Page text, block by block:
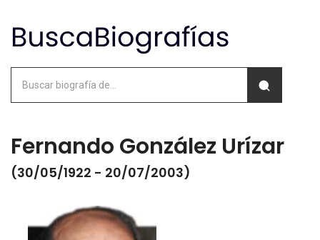
Fernando González Urízar
(30/05/1922 - 20/07/2003)